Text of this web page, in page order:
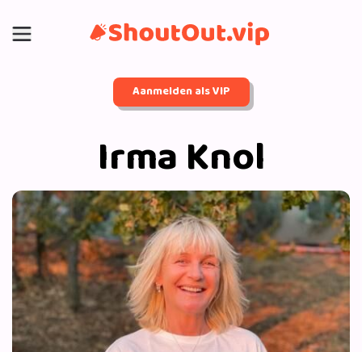
Aanmelden als VIP
Irma Knol